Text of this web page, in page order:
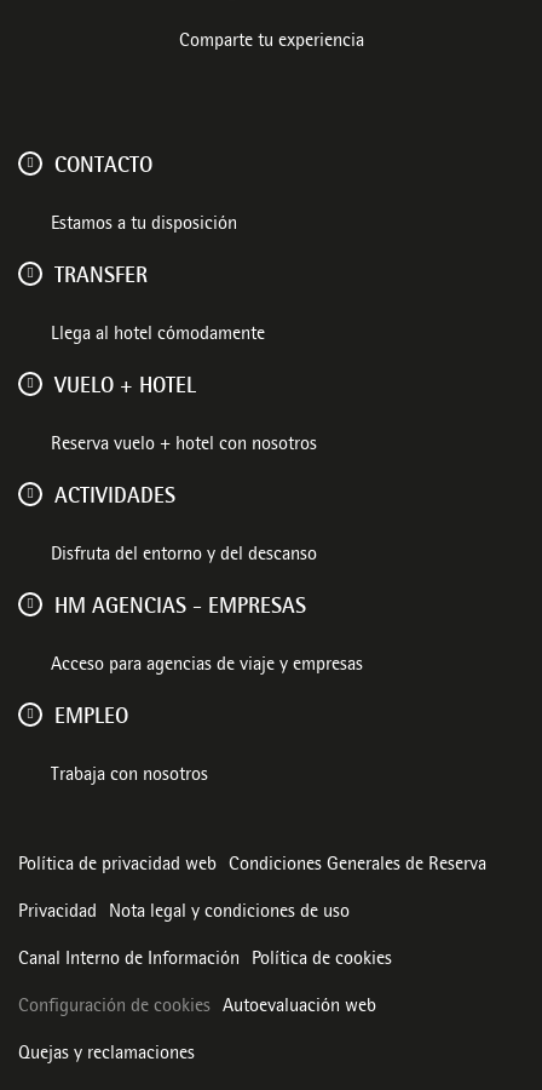
Comparte tu experiencia
CONTACTO
Estamos a tu disposición
TRANSFER
Llega al hotel cómodamente
VUELO + HOTEL
Reserva vuelo + hotel con nosotros
ACTIVIDADES
Disfruta del entorno y del descanso
HM AGENCIAS - EMPRESAS
Acceso para agencias de viaje y empresas
EMPLEO
Trabaja con nosotros
Política de privacidad web Condiciones Generales de Reserva
Privacidad Nota legal y condiciones de uso
Canal Interno de Información Política de cookies
Configuración de cookies Autoevaluación web
Quejas y reclamaciones